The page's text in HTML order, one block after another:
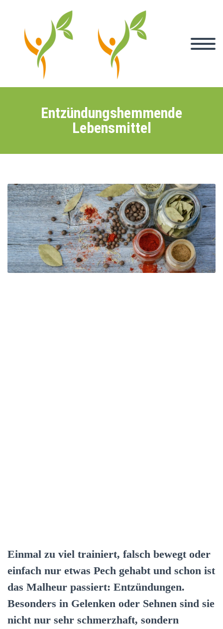
Entzündungshemmende
Lebensmittel
Einmal zu viel trainiert, falsch bewegt oder
einfach nur etwas Pech gehabt und schon ist
das Malheur passiert: Entzündungen.
Besonders in Gelenken oder Sehnen sind sie
nicht nur sehr schmerzhaft, sondern